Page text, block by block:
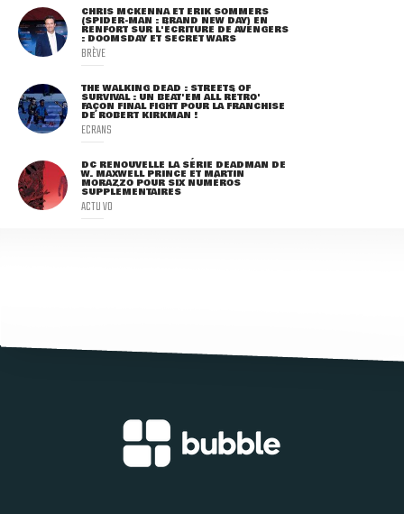
CHRIS MCKENNA ET ERIK SOMMERS
(SPIDER-MAN : BRAND NEW DAY) EN
RENFORT SUR L'ÉCRITURE DE AVENGERS
: DOOMSDAY ET SECRET WARS
BRÈVE
THE WALKING DEAD : STREETS OF
SURVIVAL : UN BEAT'EM ALL RÉTRO'
FAÇON FINAL FIGHT POUR LA FRANCHISE
DE ROBERT KIRKMAN !
ECRANS
DC RENOUVELLE LA SÉRIE DEADMAN DE
W. MAXWELL PRINCE ET MARTIN
MORAZZO POUR SIX NUMÉROS
SUPPLÉMENTAIRES
ACTU VO